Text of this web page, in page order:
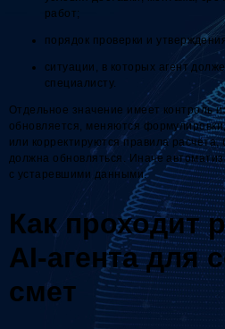
работ;
порядок проверки и
ситуации, в которых агент
специалисту.
Отдельное значение имеет контроль
обновляется, меняются
или корректируются правила
должна обновляться. Иначе
с устаревшими данными.
Как проходит
AI-агента для
смет